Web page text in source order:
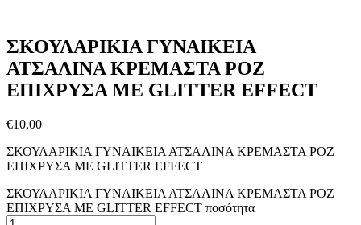
ΣΚΟΥΛΑΡΙΚΙΑ ΓΥΝΑΙΚΕΙΑ
ΑΤΣΑΛΙΝΑ ΚΡΕΜΑΣΤΑ ΡΟΖ
ΕΠΙΧΡΥΣΑ ΜΕ GLITTER EFFECT
€10,00
ΣΚΟΥΛΑΡΙΚΙΑ ΓΥΝΑΙΚΕΙΑ ΑΤΣΑΛΙΝΑ ΚΡΕΜΑΣΤΑ ΡΟΖ
ΕΠΙΧΡΥΣΑ ΜΕ GLITTER EFFECT
ΣΚΟΥΛΑΡΙΚΙΑ ΓΥΝΑΙΚΕΙΑ ΑΤΣΑΛΙΝΑ ΚΡΕΜΑΣΤΑ ΡΟΖ
ΕΠΙΧΡΥΣΑ ΜΕ GLITTER EFFECT ποσότητα